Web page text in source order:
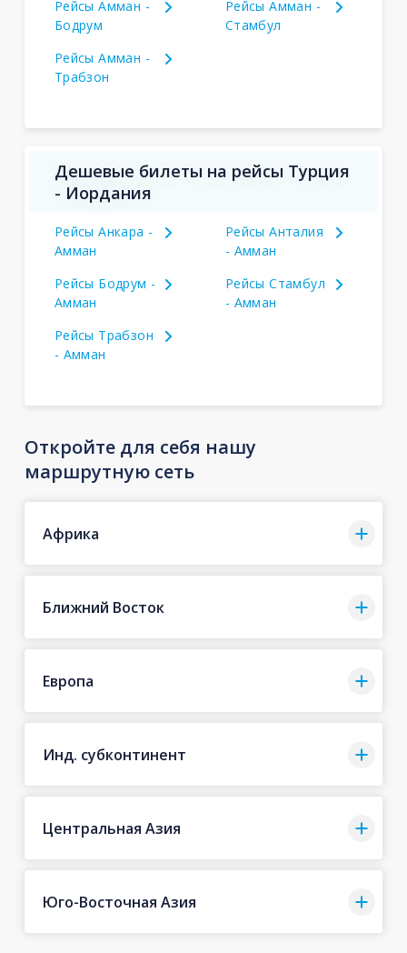
Рейсы Амман -
Бодрум
Рейсы Амман -
Стамбул
Рейсы Амман -
Трабзон
Дешевые билеты на рейсы Турция
- Иордания
Рейсы Анкара -
Амман
Рейсы Анталия
- Амман
Рейсы Бодрум -
Амман
Рейсы Стамбул
- Амман
Рейсы Трабзон
- Амман
Откройте для себя нашу
маршрутную сеть
Африка
Ближний Восток
Европа
Инд. субконтинент
Центральная Азия
Юго-Восточная Азия